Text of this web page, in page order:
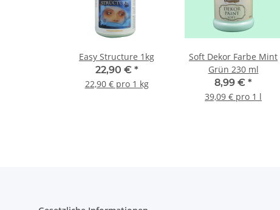
Easy Structure 1kg
22,90 € *
22,90 € pro 1 kg
Soft Dekor Farbe Mint
Grün 230 ml
8,99 € *
39,09 € pro 1 l